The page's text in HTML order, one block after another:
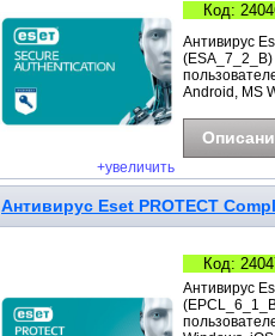
+увеличить
Код:
Антивирус
(ESA_7_2_B)
Android, MS
Антивирус Eset PROTECT
Код:
Антивирус